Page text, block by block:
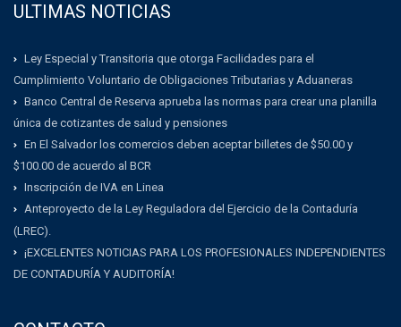
ULTIMAS NOTICIAS
Ley Especial y Transitoria que otorga Facilidades para el
Cumplimiento Voluntario de Obligaciones Tributarias y Aduaneras
Banco Central de Reserva aprueba las normas para crear una planilla
única de cotizantes de salud y pensiones
En El Salvador los comercios deben aceptar billetes de $50.00 y
$100.00 de acuerdo al BCR
Inscripción de IVA en Linea
Anteproyecto de la Ley Reguladora del Ejercicio de la Contaduría
(LREC).
¡EXCELENTES NOTICIAS PARA LOS PROFESIONALES INDEPENDIENTES
DE CONTADURÍA Y AUDITORÍA!